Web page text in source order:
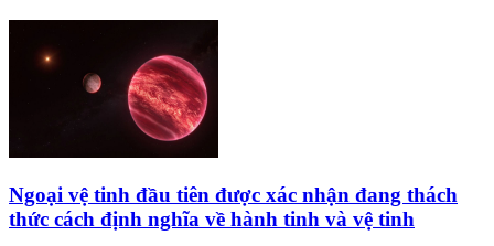
Ngoại vệ tinh đầu tiên được xác nhận đang thách
thức cách định nghĩa về hành tinh và vệ tinh